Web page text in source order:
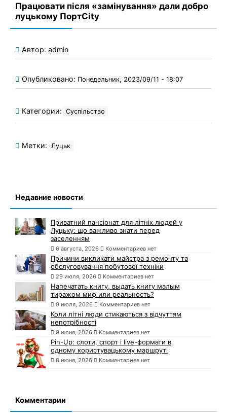
Працювати після «замінування» дали добро
луцькому ПортCity
Автор: admin
Опубликовано: Понедельник, 2023/09/11 - 18:07
Категории: Суспільство
Метки: Луцьк
Недавние новости
Приватний пансіонат для літніх людей у
Луцьку: що важливо знати перед
заселенням
6 августа, 2026 Комментариев нет
Причини викликати майстра з ремонту та
обслуговування побутової техніки
29 июля, 2026 Комментариев нет
Напечатать книгу, выдать книгу малым
тиражом миф или реальность?
9 июля, 2026 Комментариев нет
Коли літні люди стикаються з відчуттям
непотрібності
9 июня, 2026 Комментариев нет
Pin-Up: слоти, спорт і live-формати в
одному користувацькому маршруті
8 июня, 2026 Комментариев нет
Комментарии